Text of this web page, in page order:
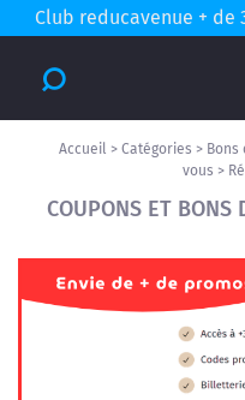
Club reducavenue + de
Accueil > Catégories >
vous >
COUPONS ET BONS